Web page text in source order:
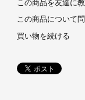
この商品を友達に
この商品について
買い物を続ける